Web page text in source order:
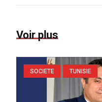
Voir plus
SOCIETE TUNISIE